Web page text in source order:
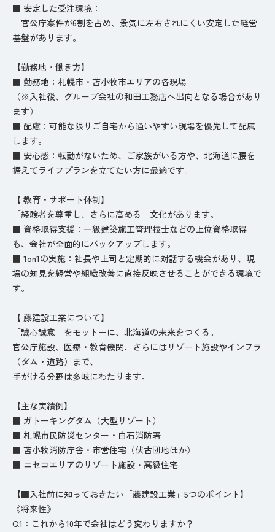
■ 安定した受注環境：
官公庁案件が6割を占め、景気に左右されにくい安定した経営
基盤があります。
【勤務地・働き方】
■ 勤務地：札幌市・苫小牧市エリアの各現場
（※入社後、グループ会社の和田工務店へ出向となる場合があり
ます）
■ 配慮：可能な限りご自宅から通いやすい現場を優先して配属
します。
■ 安心感：転勤がないため、ご家族がいる方や、北海道に腰を
据えてライフプランを立てたい方に最適です。
【 教育・サポート体制】
「経験者を尊重し、さらに高める」文化があります。
■ 資格取得支援：一級建築施工管理技士などの上位資格取得
も、会社が全面的にバックアップします。
■ 1on1の実施：社長や上司と定期的に対話する機会があり、現
場の知見を経営や組織改善に直接反映させることができる環境で
す。
【 藤建設工業について】
「誠心誠意」をモットーに、北海道の未来をつくる。
官公庁施設、医療・教育機関、さらにはリゾート施設やインフラ
（ダム・道路）まで、
手がける分野は多岐にわたります。
【主な実績例】
■ ガトーキングダム（大型リゾート）
■ 札幌市民防災センター・白石消防署
■ 苫小牧消防庁舎・市営住宅（伏古団地ほか）
■ ニセコエリアのリゾート施設・高級住宅
【■入社前に知っておきたい「藤建設工業」5つのポイント】
《将来性》
Q1：これから10年で会社はどう変わりますか？